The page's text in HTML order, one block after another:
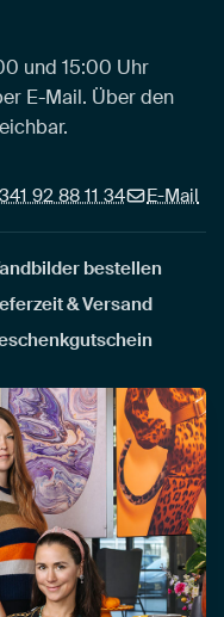
und 15:00 Uhr
E-Mail. Über den
92 88 11 34 E-Mail
bestellen
& Versand